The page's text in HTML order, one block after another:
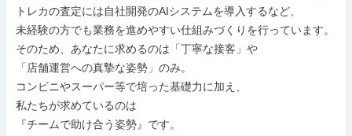
トレカの査定には自社開発のAIシステムを導入するなど、
未経験の方でも業務を進めやすい仕組みづくりを行っています。
そのため、あなたに求めるのは「丁寧な接客」や
「店舗運営への真摯な姿勢」のみ。
コンビニやスーパー等で培った基礎力に加え、
私たちが求めているのは
『チームで助け合う姿勢』です。